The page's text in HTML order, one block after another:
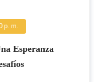
p. m.
Esperanza